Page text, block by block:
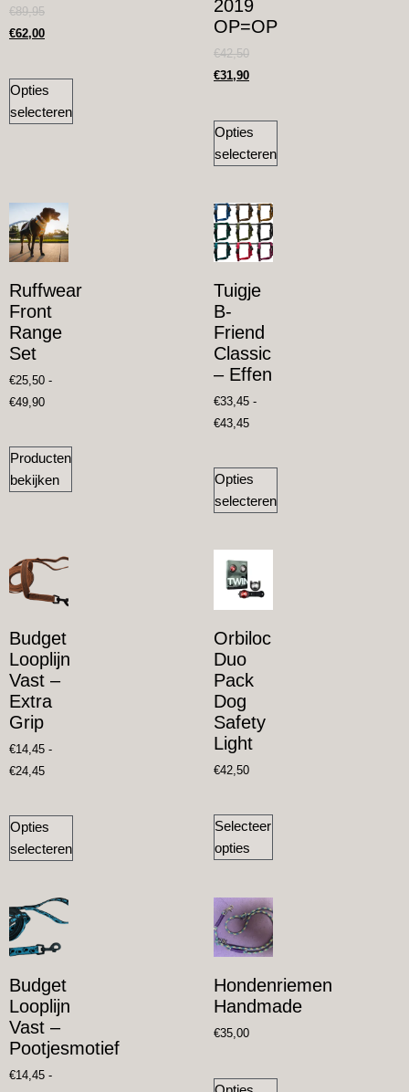
€89,95
€62,00
Opties
selecteren
2019
OP=OP
€42,50
€31,90
Opties
selecteren
Ruffwear
Front
Range
Set
€25,50 -
€49,90
Producten
bekijken
Tuigje
B-
Friend
Classic
– Effen
€33,45 -
€43,45
Opties
selecteren
Budget
Looplijn
Vast –
Extra
Grip
€14,45 -
€24,45
Opties
selecteren
Orbiloc
Duo
Pack
Dog
Safety
Light
€42,50
Selecteer
opties
Budget
Looplijn
Vast –
Pootjesmotief
€14,45 -
Hondenriemen
Handmade
€35,00